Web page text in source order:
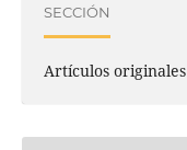
SECCIÓN
Artículos